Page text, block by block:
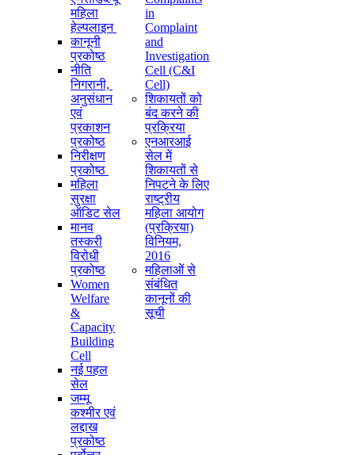
महिला
हेल्पलाइन
कानूनी
प्रकोष्ठ
नीति
निगरानी, ​​
अनुसंधान
एवं
प्रकाशन
प्रकोष्ठ
निरीक्षण
प्रकोष्ठ
महिला
सुरक्षा
ऑडिट सेल
मानव
तस्करी
विरोधी
प्रकोष्ठ
Women
Welfare
&
Capacity
Building
Cell
नई पहल
सेल
जम्मू
कश्मीर एवं
लद्दाख
प्रकोष्ठ
in
Complaint
and
Investigation
Cell (C&I
Cell)
शिकायतों को
बंद करने की
प्रक्रिया
एनआरआई
सेल में
शिकायतों से
निपटने के लिए
राष्ट्रीय
महिला आयोग
(प्रक्रिया)
विनियम,
2016
महिलाओं से
संबंधित
कानूनों की
सूची